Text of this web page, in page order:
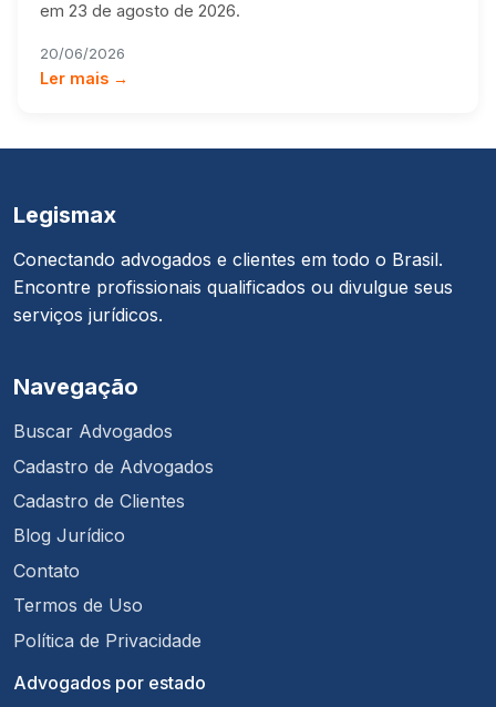
em 23 de agosto de 2026.
20/06/2026
Ler mais →
Legismax
Conectando advogados e clientes em todo o Brasil.
Encontre profissionais qualificados ou divulgue seus
serviços jurídicos.
Navegação
Buscar Advogados
Cadastro de Advogados
Cadastro de Clientes
Blog Jurídico
Contato
Termos de Uso
Política de Privacidade
Advogados por estado